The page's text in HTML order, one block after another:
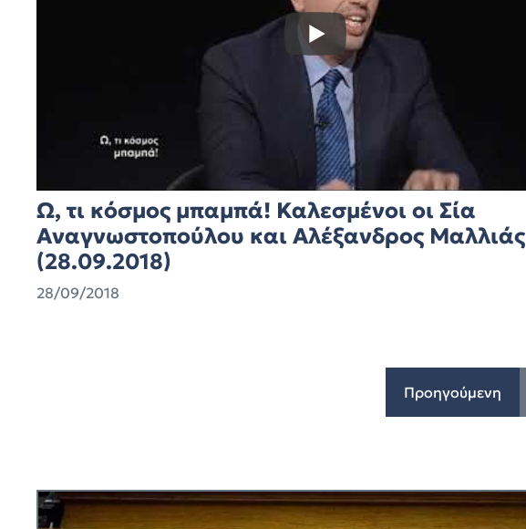
Ω, τι κόσμος μπαμπά! Καλεσμένοι οι Σία
Αναγνωστοπούλου και Αλέξανδρος Μαλλιάς
(28.09.2018)
28/09/2018
Προηγούμενη